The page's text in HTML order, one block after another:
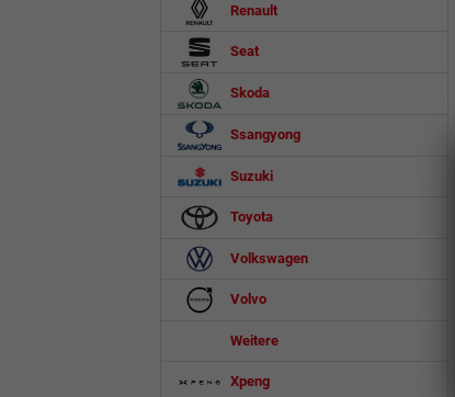
Renault
Seat
Skoda
Ssangyong
Suzuki
Toyota
Volkswagen
Volvo
Weitere
Xpeng